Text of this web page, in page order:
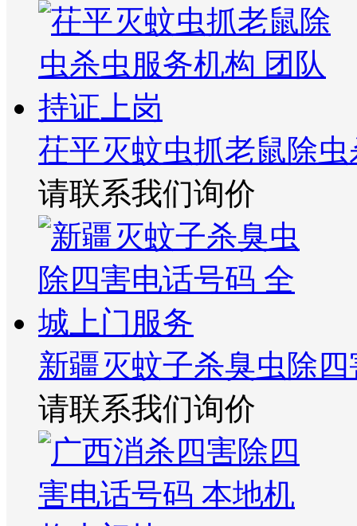
茌平灭蚊虫抓老鼠除
请联系我们询价
新疆灭蚊子杀臭虫除
请联系我们询价